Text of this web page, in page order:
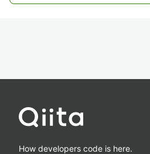
How developers code is here.